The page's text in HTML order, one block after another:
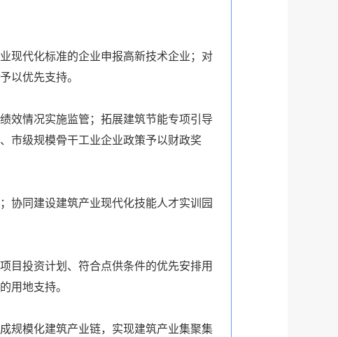
代化标准的企业申报高新技术企业；对
以优先支持。
情况实施监管；拓展建筑节能专项引导
市级规模骨干工业企业政策予以财政奖
同建设建筑产业现代化技能人才实训园
投资计划、符合点供条件的优先安排用
用地支持。
模化建筑产业链，实现建筑产业集聚集